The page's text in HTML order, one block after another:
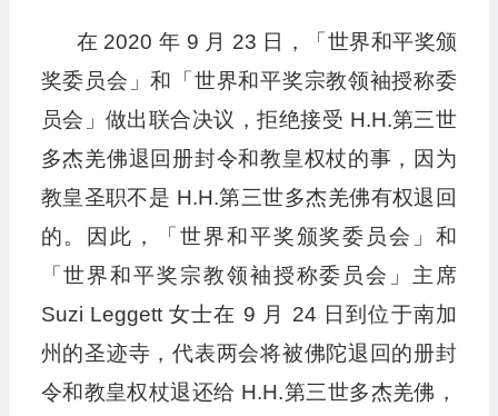
在 2020 年 9 月 23 日，「世界和平奖颁
奖委员会」和「世界和平奖宗教领袖授称委
员会」做出联合决议，拒绝接受 H.H.第三世
多杰羌佛退回册封令和教皇权杖的事，因为
教皇圣职不是 H.H.第三世多杰羌佛有权退回
的。因此，「世界和平奖颁奖委员会」和
「世界和平奖宗教领袖授称委员会」主席
Suzi Leggett 女士在 9 月 24 日到位于南加
州的圣迹寺，代表两会将被佛陀退回的册封
令和教皇权杖退还给 H.H.第三世多杰羌佛，